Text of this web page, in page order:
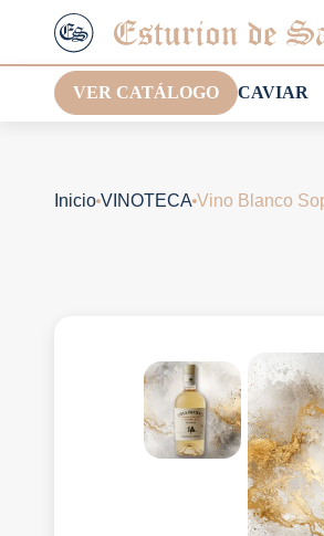
VER CATÁLOGO CAVIAR
Inicio VINOTECA Vino Blanco